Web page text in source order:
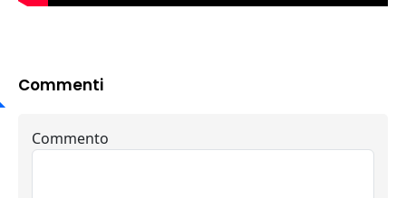
Commenti